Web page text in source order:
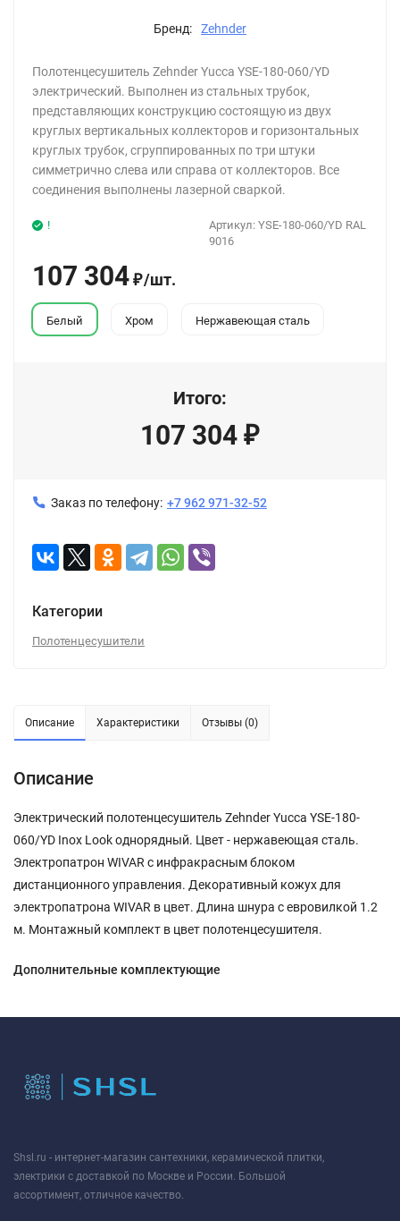
Бренд: Zehnder
Полотенцесушитель Zehnder Yucca YSE-180-060/YD
электрический. Выполнен из стальных трубок,
представляющих конструкцию состоящую из двух
круглых вертикальных коллекторов и горизонтальных
круглых трубок, сгруппированных по три штуки
симметрично слева или справа от коллекторов. Все
соединения выполнены лазерной сваркой.
Артикул: YSE-180-060/YD RAL
9016
!
107 304 ₽/шт.
Белый Хром Нержавеющая сталь
Итого:
107 304 ₽
Заказ по телефону: +7 962 971-32-52
Категории
Полотенцесушители
Описание Характеристики Отзывы (0)
Описание
Электрический полотенцесушитель Zehnder Yucca YSE-180-
060/YD Inox Look однорядный. Цвет - нержавеющая сталь.
Электропатрон WIVAR с инфракрасным блоком
дистанционного управления. Декоративный кожух для
электропатрона WIVAR в цвет. Длина шнура с евровилкой 1.2
м. Монтажный комплект в цвет полотенцесушителя.
Дополнительные комплектующие
Shsl.ru - интернет-магазин сантехники, керамической плитки,
электрики с доставкой по Москве и России. Большой
ассортимент, отличное качество.